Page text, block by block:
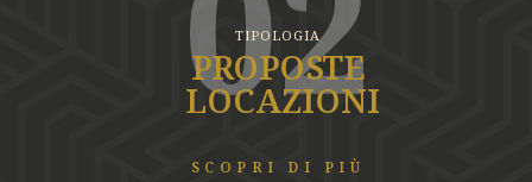
TIPOLOGIA
PROPOSTE
LOCAZIONI
SCOPRI DI PIÙ